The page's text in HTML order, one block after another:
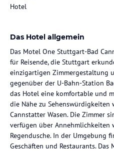
Hotel
Das Hotel allgemein
Das Motel One Stuttgart-Bad
für Reisende, die Stuttgart
einzigartigen Zimmergestaltung
gegenüber der U-Bahn-Station
das Hotel eine komfortable und
die Nähe zu
Cannstatter Wasen. Die Zimmer
verfügen über Annehmlichkeiten
Regendusche. In der Umgebung
Geschäften und Restaurants. Das